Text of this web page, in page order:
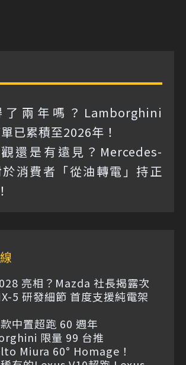
兩年嗎？Lamborghini
已累積至2026年！
還是有遠見？Mercedes-
於消費者「從油轉電」持正
亮相？Mazda 社長揭露次
5 研發細節 首度支援純電架
中置超跑 60 週年
限量 99 台推
Miura 60° Homage！